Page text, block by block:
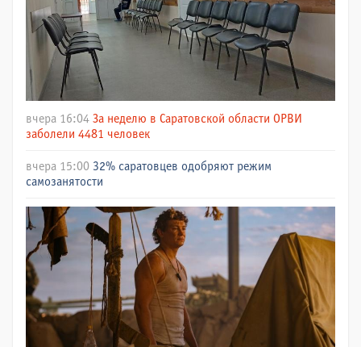
вчера 16:04 За неделю в Саратовской области ОРВИ
заболели 4481 человек
вчера 15:00 32% саратовцев одобряют режим
самозанятости